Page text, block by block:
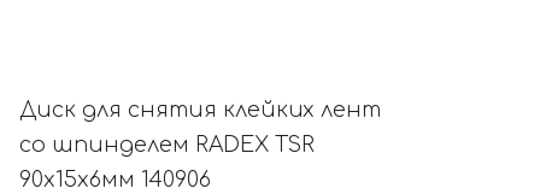
Диск для снятия клейких лент
co шпинделем RADEX TSR
90х15х6мм 140906